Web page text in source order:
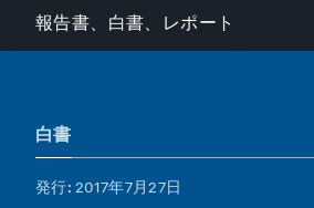
報告書、白書、レポート
白書
発行: 2017年7月27日